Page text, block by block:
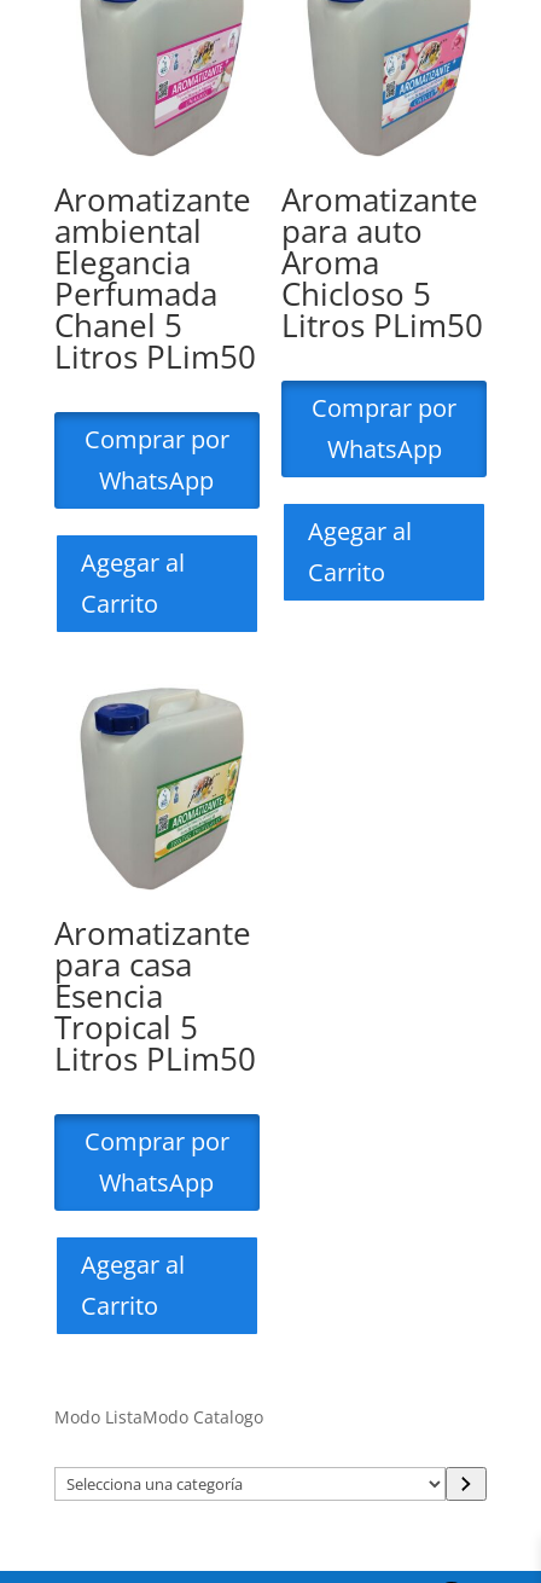
Aromatizante
ambiental
Elegancia
Perfumada
Chanel 5
Litros PLim50
Comprar por
WhatsApp
Agegar al
Carrito
Aromatizante
para auto
Aroma
Chicloso 5
Litros PLim50
Comprar por
WhatsApp
Agegar al
Carrito
Aromatizante
para casa
Esencia
Tropical 5
Litros PLim50
Comprar por
WhatsApp
Agegar al
Carrito
Modo ListaModo Catalogo
Selecciona
una